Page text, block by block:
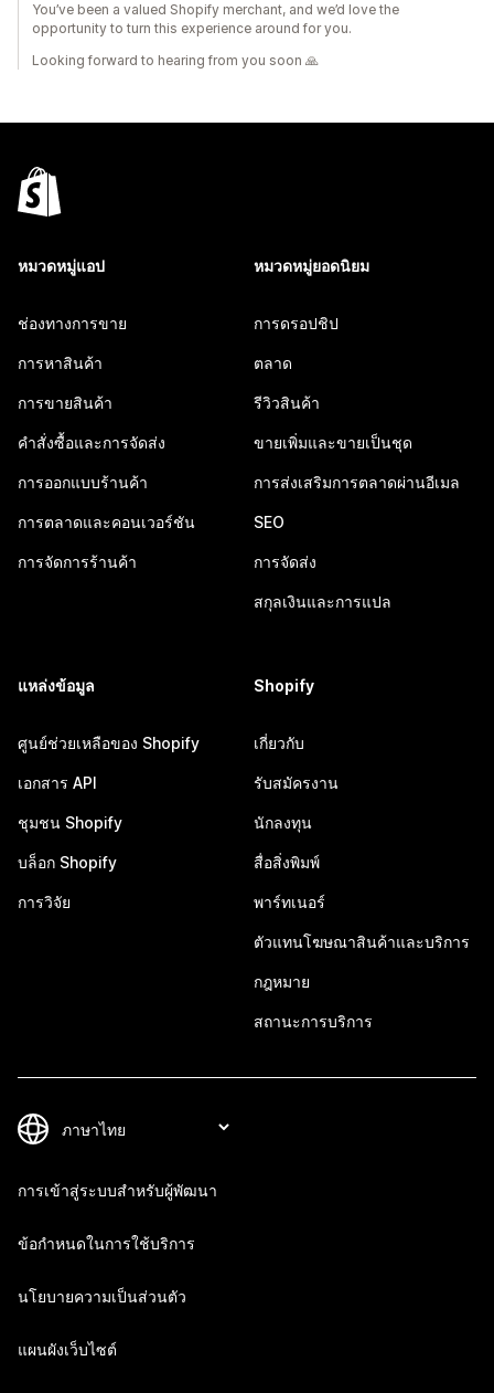
You’ve been a valued Shopify merchant, and we’d love the
opportunity to turn this experience around for you.
Looking forward to hearing from you soon 🙏
หมวดหมู่แอป
ช่องทางการขาย
การหาสินค้า
การขายสินค้า
คำสั่งซื้อและการจัดส่ง
การออกแบบร้านค้า
การตลาดและคอนเวอร์ชัน
การจัดการร้านค้า
หมวดหมู่ยอดนิยม
การดรอปชิป
ตลาด
รีวิวสินค้า
ขายเพิ่มและขายเป็นชุด
การส่งเสริมการตลาดผ่านอีเมล
SEO
การจัดส่ง
สกุลเงินและการแปล
แหล่งข้อมูล
ศูนย์ช่วยเหลือของ Shopify
เอกสาร API
ชุมชน Shopify
บล็อก Shopify
การวิจัย
Shopify
เกี่ยวกับ
รับสมัครงาน
นักลงทุน
สื่อสิ่งพิมพ์
พาร์ทเนอร์
ตัวแทนโฆษณาสินค้าและบริการ
กฎหมาย
สถานะการบริการ
การเข้าสู่ระบบสำหรับผู้พัฒนา
ข้อกำหนดในการใช้บริการ
นโยบายความเป็นส่วนตัว
แผนผังเว็บไซต์